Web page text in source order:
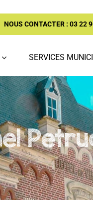
NOUS CONTACTER : 03 22
SERVICES